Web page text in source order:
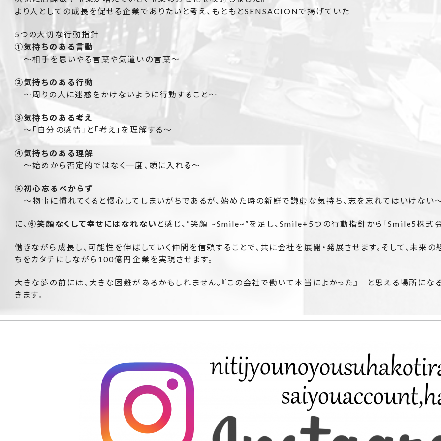
より人としての成長を促せる企業でありたいと考え、もともとSENSACIONで掲げていた
5つの大切な行動指針
①気持ちのある言動
～相手を思いやる言葉や気遣いの言葉～
②気持ちのある行動
～周りの人に迷惑をかけないように行動すること～
③気持ちのある考え
～「自分の感情」と「考え」を理解する～
④気持ちのある理解
～始めから否定的ではなく一度、頭に入れる～
⑤初心忘るべからず
～物事に慣れてくると慢心してしまいがちであるが、始めた時の新鮮で謙虚な気持ち、志を忘れてはいけない
に、⑥笑顔なくして幸せにはなれない と感じ、“笑顔 ~Smile~”を足し、Smile+5つの行動指針から「Smile5株式
働きながら成長し、可能性を伸ばしていく仲間を信頼することで、共に会社を展開・発展させます。そして、未来
ちをカタチにしながら100億円企業を実現させます。
大きな夢の前には、大きな困難があるかもしれません。『この会社で働いて本当によかった』 と思える場所に
きます。